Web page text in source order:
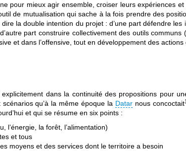
pour mieux agir ensemble, croiser leurs expériences
de mutualisation qui sache à la fois prendre des
la double intention du projet : d’une part défendre
part construire collectivement des outils
et dans l’offensive, tout en développement des
dans la continuité des propositions pour
qu’à la même époque la Datarnous concoctait1
et qui se résume en six points :
l’énergie, la forêt, l’alimentation)
et tous
moyens et des services dont le territoire a besoin